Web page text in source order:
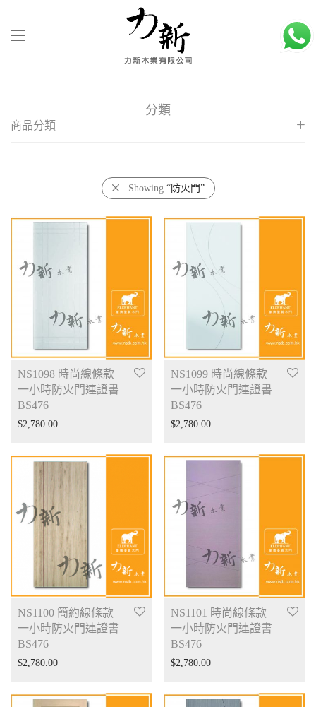
分類
商品分類
Showing “防火門”
NS1098 時尚線條款
一小時防火門連證書
BS476
$2,780.00
NS1099 時尚線條款
一小時防火門連證書
BS476
$2,780.00
NS1100 簡約線條款
一小時防火門連證書
BS476
$2,780.00
NS1101 時尚線條款
一小時防火門連證書
BS476
$2,780.00